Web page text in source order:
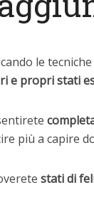
le
e propri stati
più a capire
stati di